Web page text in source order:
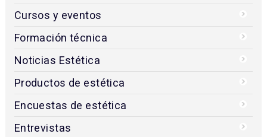
Cursos y eventos
Formación técnica
Noticias Estética
Productos de estética
Encuestas de estética
Entrevistas